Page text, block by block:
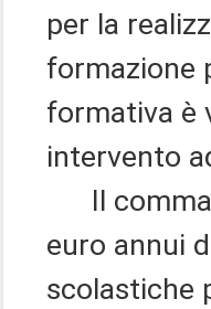
per la
formazione
formativa è
intervento
Il comma
euro annui
scolastiche